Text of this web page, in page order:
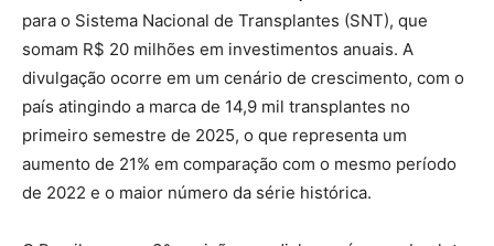
para o Sistema Nacional de Transplantes (SNT), que
somam R$ 20 milhões em investimentos anuais. A
divulgação ocorre em um cenário de crescimento, com o
país atingindo a marca de 14,9 mil transplantes no
primeiro semestre de 2025, o que representa um
aumento de 21% em comparação com o mesmo período
de 2022 e o maior número da série histórica.